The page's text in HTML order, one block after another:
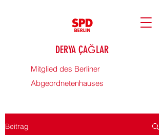
DERYA ÇAĞLAR
Mitglied des Berliner
Abgeordnetenhauses
Beitrag